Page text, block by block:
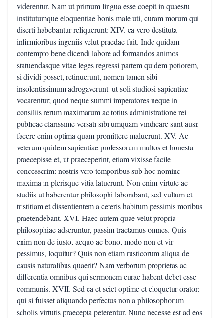
viderentur. Nam ut primum lingua esse coepit in quaestu
institutumque eloquentiae bonis male uti, curam morum qui
diserti habebantur reliquerunt: XIV. ea vero destituta
infirmioribus ingeniis velut praedae fuit. Inde quidam
contempto bene dicendi labore ad formandos animos
statuendasque vitae leges regressi partem quidem potiorem,
si dividi posset, retinuerunt, nomen tamen sibi
insolentissimum adrogaverunt, ut soli studiosi sapientiae
vocarentur; quod neque summi imperatores neque in
consiliis rerum maximarum ac totius administratione rei
publicae clarissime versati sibi umquam vindicare sunt ausi:
facere enim optima quam promittere maluerunt. XV. Ac
veterum quidem sapientiae professorum multos et honesta
praecepisse et, ut praeceperint, etiam vixisse facile
concesserim: nostris vero temporibus sub hoc nomine
maxima in plerisque vitia latuerunt. Non enim virtute ac
studiis ut haberentur philosophi laborabant, sed vultum et
tristitiam et dissentientem a ceteris habitum pessimis moribus
praetendebant. XVI. Haec autem quae velut propria
philosophiae adseruntur, passim tractamus omnes. Quis
enim non de iusto, aequo ac bono, modo non et vir
pessimus, loquitur? Quis non etiam rusticorum aliqua de
causis naturalibus quaerit? Nam verborum proprietas ac
differentia omnibus qui sermonem curae habent debet esse
communis. XVII. Sed ea et sciet optime et eloquetur orator:
qui si fuisset aliquando perfectus non a philosophorum
scholis virtutis praecepta peterentur. Nunc necesse est ad eos